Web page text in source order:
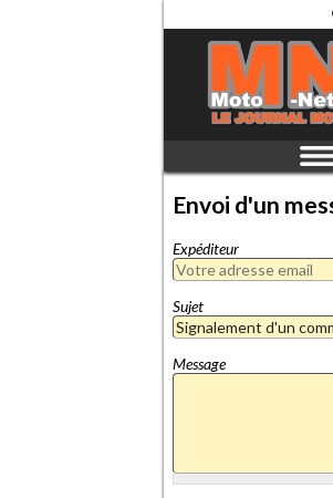
Envoi d'un
Expéditeur
Sujet
Message